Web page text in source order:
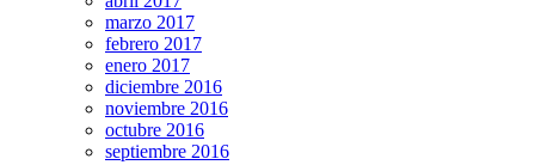
marzo 2017
febrero 2017
enero 2017
diciembre 2016
noviembre 2016
octubre 2016
septiembre 2016